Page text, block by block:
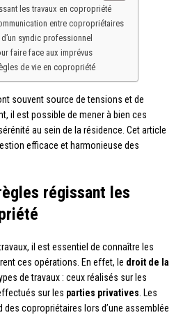
les travaux en copropriété
entre copropriétaires
syndic professionnel
faire face aux imprévus
de vie en copropriété
souvent source de tensions et de
il est possible de mener à bien ces
au sein de la résidence. Cet article
efficace et harmonieuse des
régissant les
il est essentiel de connaître les
ces opérations. En effet, le droit de la
de travaux : ceux réalisés sur les
sur les parties privatives. Les
des copropriétaires lors d’une assemblée